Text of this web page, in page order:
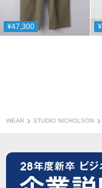
¥47,300
WEAR STUDIO NICHOLSON